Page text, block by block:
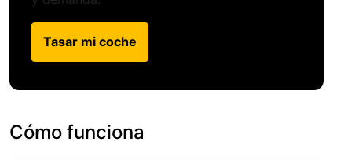
Tasar mi coche
Cómo funciona